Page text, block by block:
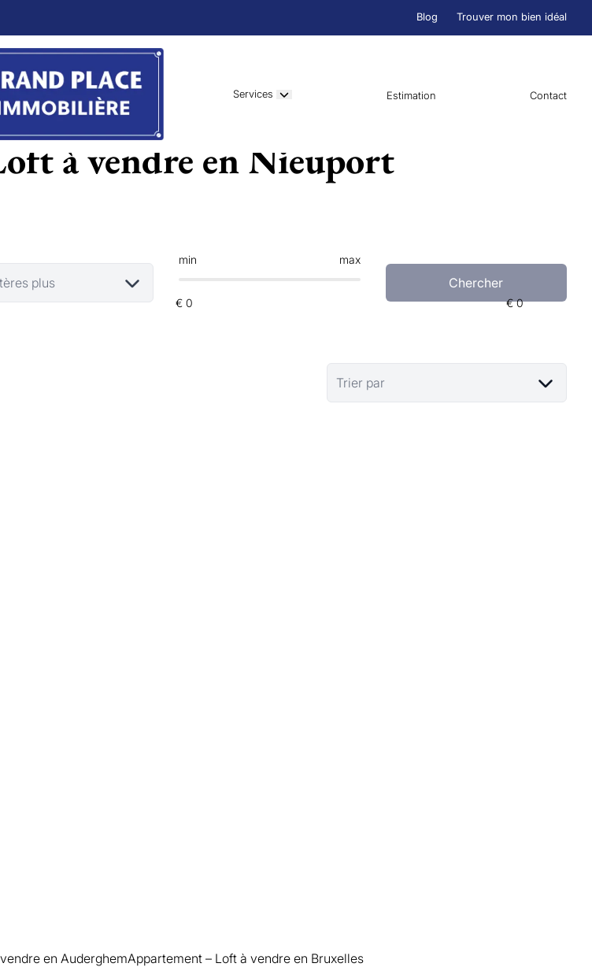
Blog Trouver mon bien idéal
Services Estimation Contact
à vendre en Nieuport
plus
min max
Chercher
Trier par
en AuderghemAppartement – Loft à vendre en Bruxelles